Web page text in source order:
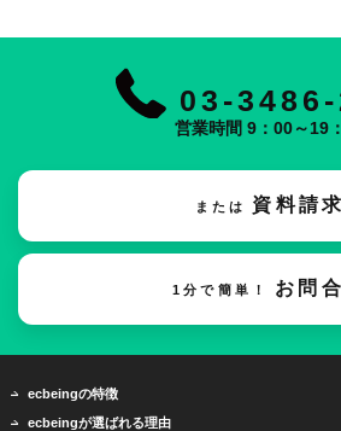
03-3486-
営業時間 9：00～19
または 資料請求
1分で簡単！ お問
ecbeingの特徴
ecbeingが選ばれる理由